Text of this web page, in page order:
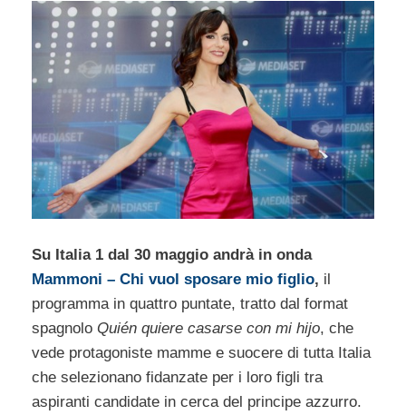
Su Italia 1 dal 30 maggio andrà in onda
Mammoni – Chi vuol sposare mio figlio, il
programma in quattro puntate, tratto dal format
spagnolo Quién quiere casarse con mi hijo, che
vede protagoniste mamme e suocere di tutta Italia
che selezionano fidanzate per i loro figli tra
aspiranti candidate in cerca del principe azzurro.